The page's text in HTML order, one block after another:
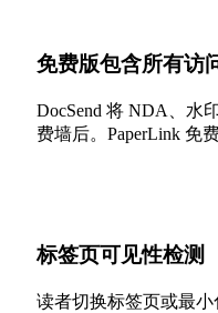
免费版包含所有访
DocSend 将 NDA、水
费墙后。PaperLink 免
标签页可见性检测
读者切换标签页或最小